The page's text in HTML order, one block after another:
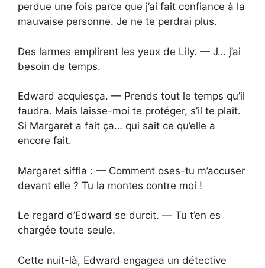
perdue une fois parce que j’ai fait confiance à la
mauvaise personne. Je ne te perdrai plus.
Des larmes emplirent les yeux de Lily. — J… j’ai
besoin de temps.
Edward acquiesça. — Prends tout le temps qu’il
faudra. Mais laisse-moi te protéger, s’il te plaît.
Si Margaret a fait ça… qui sait ce qu’elle a
encore fait.
Margaret siffla : — Comment oses-tu m’accuser
devant elle ? Tu la montes contre moi !
Le regard d’Edward se durcit. — Tu t’en es
chargée toute seule.
Cette nuit-là, Edward engagea un détective